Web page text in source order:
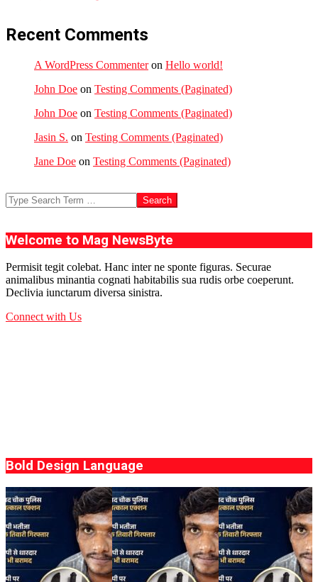
Recent Comments
A WordPress Commenteron Hello world!
John Doe on Testing Comments (Paginated)
John Doe on Testing Comments (Paginated)
Jasin S. on Testing Comments (Paginated)
Jane Doe on Testing Comments (Paginated)
Search
Welcome to Mag NewsByte
Permisit tegit colebat. Hanc inter ne sponte figuras. Securae
animalibus minantia cognati habitabilis sua rudis orbe coeperunt.
Declivia iunctarum diversa sinistra.
Connect with Us
Bold Design Language